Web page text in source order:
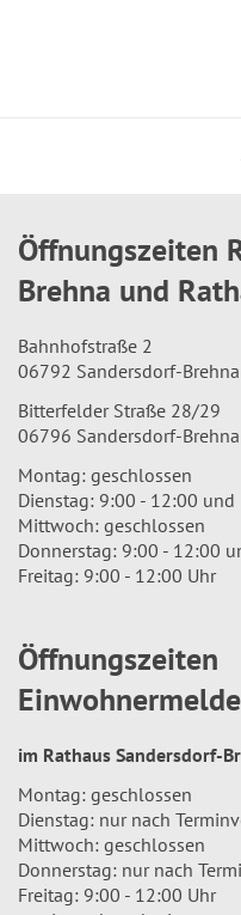
Öffnungszeiten
Brehna und
Bahnhofstraße 2
06792 Sandersdorf-Brehna
Bitterfelder Straße 28/29
06796 Sandersdorf-Brehna
Montag: geschlossen
Dienstag: 9:00 - 12:00
Mittwoch: geschlossen
Donnerstag: 9:00 - 12:00
Freitag: 9:00 - 12:00 Uhr
Öffnungszeiten
im Rathaus Sandersdorf-
Montag: geschlossen
Dienstag: nur nach
Mittwoch: geschlossen
Donnerstag: nur nach
Freitag: 9:00 - 12:00 Uhr